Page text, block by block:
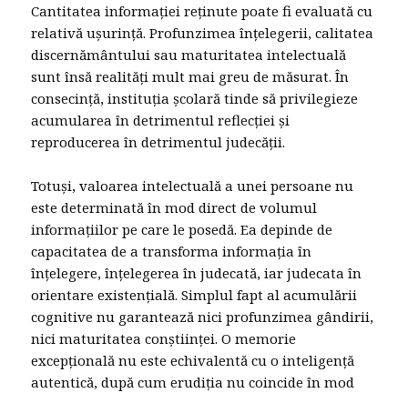
Cantitatea informației reținute poate fi evaluată cu
relativă ușurință. Profunzimea înțelegerii, calitatea
discernământului sau maturitatea intelectuală
sunt însă realități mult mai greu de măsurat. În
consecință, instituția școlară tinde să privilegieze
acumularea în detrimentul reflecției și
reproducerea în detrimentul judecății.
Totuși, valoarea intelectuală a unei persoane nu
este determinată în mod direct de volumul
informațiilor pe care le posedă. Ea depinde de
capacitatea de a transforma informația în
înțelegere, înțelegerea în judecată, iar judecata în
orientare existențială. Simplul fapt al acumulării
cognitive nu garantează nici profunzimea gândirii,
nici maturitatea conștiinței. O memorie
excepțională nu este echivalentă cu o inteligență
autentică, după cum erudiția nu coincide în mod